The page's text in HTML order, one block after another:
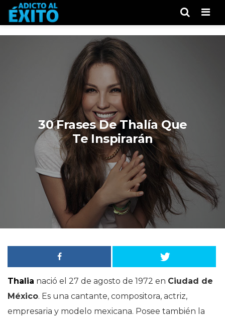
30 Frases De Thalía Que
Te Inspirarán
Thalia nació el 27 de agosto de 1972 en Ciudad de
México. Es una cantante, compositora, actriz,
empresaria y modelo mexicana. Posee también la